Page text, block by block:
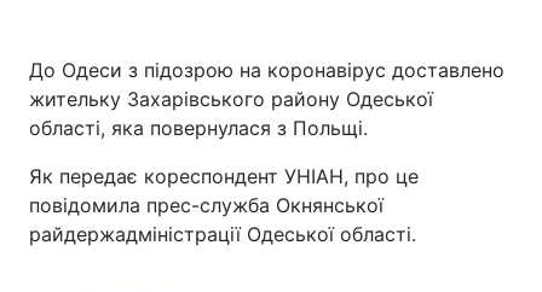
До Одеси з підозрою на коронавірус доставлено
жительку Захарівського району Одеської
області, яка повернулася з Польщі.
Як передає кореспондент УНІАН, про це
повідомила прес-служба Окнянської
райдержадміністрації Одеської області.